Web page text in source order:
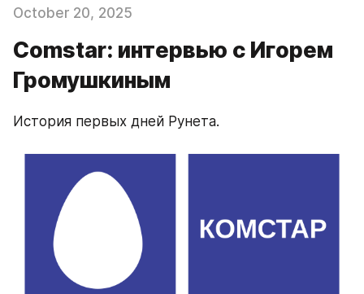
October 20, 2025
Comstar: интервью с Игорем
Громушкиным
История первых дней Рунета.